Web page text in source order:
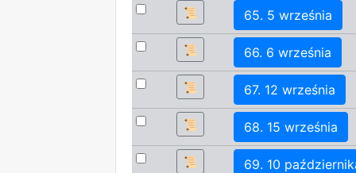
📜 65. 5 września
📜 66. 6 września
📜 67. 12 września
📜 68. 15 września
📜 69. 10